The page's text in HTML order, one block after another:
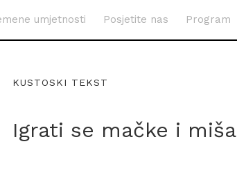
umjetnosti Posjetite nas Program
KUSTOSKI TEKST
Igrati se mačke i miša